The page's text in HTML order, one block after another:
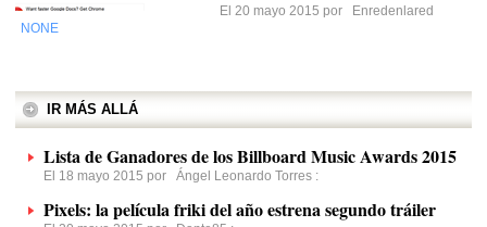
El 20 mayo 2015 por
Enredenlared
NONE
IR MÁS ALLÁ
Lista de Ganadores de los Billboard Music Awards 2015
El 18 mayo 2015 por Ángel Leonardo Torres :
Pixels: la película friki del año estrena segundo tráiler